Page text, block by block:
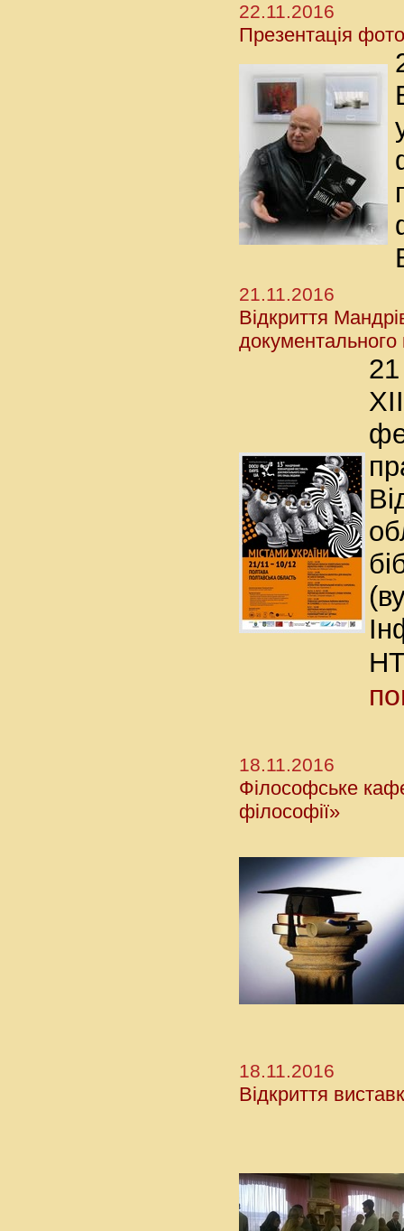
22.11.2016
Презентація
21.11.2016
Відкриття
документального
18.11.2016
Філософське
філософії»
18.11.2016
Відкриття